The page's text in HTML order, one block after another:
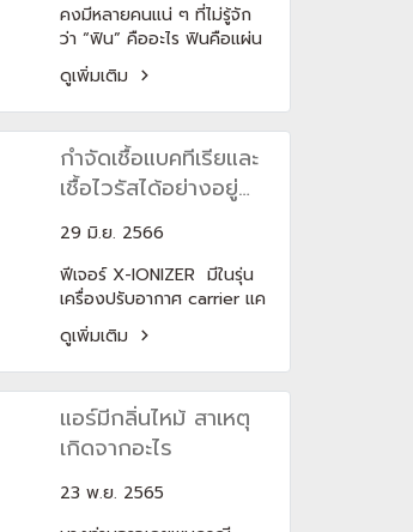
คงมีหลายคนแน่ ๆ ที่ไม่รู้จัก
ว่า “ฟิน” คืออะไร ฟินคือแผ่น
ครีบบางที่ถูกซ้อน ๆ ต่อกัน
เป็นแผง ตั้งอยู่ติดกับของ
คอยล์เย็นที่อยู่ในตัวแอร์
ภายในบ้าน และคอยล์ร้อนที่
เป็นส่วนหนึ่งของ
คอนเดนเซอร์แอร์ที่ตั้งอยู่
ภายนอก ซึ่งฟินมีหน้าที่ ถ่าย
โอนความร้อนหรือความเย็น
เปลี่ยนอุณหภูมิมีประสิทธิภาพ
มากขึ้น Hydrophilic gold
fin คือสารสีทองที่เคลือบแผ่น
ครีบ มีหน้าที่ช่วยให้ฟินทนต่อ
การสึกกร่อน และช่วยให้ฟิน
เหล่านั้นมีความทนทานสูง โดย
เฉพาะฟินที่อยู่ติดกับคอยล์
ร้อนจะต้องเจอทั้งแดด ทั้งฝน
งานที่ยาวนานขึ้นและไม่ต้อง
ดูเพิ่มเติม
กำจัดเชื้อแบคทีเรียและ
เชื้อไวรัสได้อย่างอยู่
พร้อมสูดหายใจได้เต็ม
ปอดด้วยฟีเจอร์ X-
IONIZER
29 มิ.ย. 2566
ฟีเจอร์ X-IONIZER มีในรุ่น
เครื่องปรับอากาศ carrier แค
เรียร์ Color Smart,
XInverter Plus, Ion Strike
นอกจากนี้ เครื่องปรับ
อากาศ carrier ยังมี ฟีเจอร์ที่
ถนอมสุขภาพผิวด้วยนะ ด้วย
ฟีเจอร์ GENTLE TOUCH ที่มี
อากาศ carrier แค
ดูเพิ่มเติม
แอร์มีกลิ่นไหม้ สาเหตุ
เกิดจากอะไร
23 พ.ย. 2565